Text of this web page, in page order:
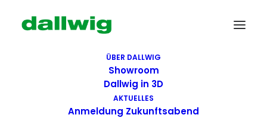
ÜBER DALLWIG
Showroom
Dallwig in 3D
AKTUELLES
Anmeldung Zukunftsabend